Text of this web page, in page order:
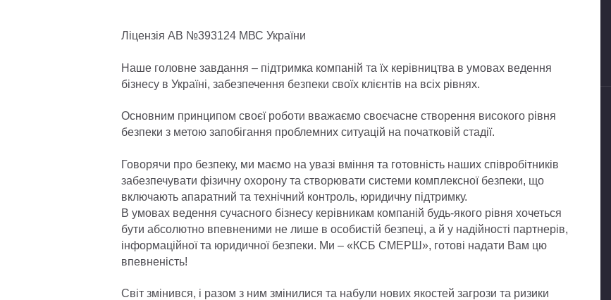
Ліцензія АВ №393124 МВС України
Наше головне завдання – підтримка компаній та їх керівництва в умовах ведення
бізнесу в Україні, забезпечення безпеки своїх клієнтів на всіх рівнях.
Основним принципом своєї роботи вважаємо своєчасне створення високого рівня
безпеки з метою запобігання проблемних ситуацій на початковій стадії.
Говорячи про безпеку, ми маємо на увазі вміння та готовність наших співробітників
забезпечувати фізичну охорону та створювати системи комплексної безпеки, що
включають апаратний та технічний контроль, юридичну підтримку.
В умовах ведення сучасного бізнесу керівникам компаній будь-якого рівня хочеться
бути абсолютно впевненими не лише в особистій безпеці, а й у надійності партнерів,
інформаційної та юридичної безпеки. Ми – «КСБ СМЕРШ», готові надати Вам цю
впевненість!
Світ змінився, і разом з ним змінилися та набули нових якостей загрози та ризики